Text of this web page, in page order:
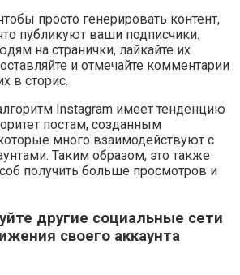
просто генерировать контент,
публикуют ваши подписчики.
на странички, лайкайте их
и отмечайте комментарии
в сторис.
Instagram имеет тенденцию
постам, созданным
много взаимодействуют с
Таким образом, это также
получить больше просмотров и
другие социальные сети
своего аккаунта